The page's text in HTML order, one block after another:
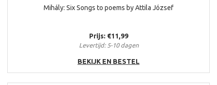
Mihály: Six Songs to poems by Attila József
Prijs: €11,99
Levertijd: 5-10 dagen
BEKIJK EN BESTEL